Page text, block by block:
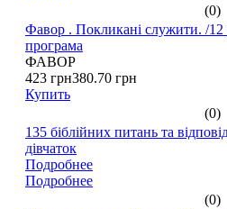
(0)
Фавор . Покликані служити. /12
програма
ФАВОР
423 грн380.70 грн
Купить
(0)
135 біблійних питань та
дівчаток
Подробнее
Подробнее
(0)